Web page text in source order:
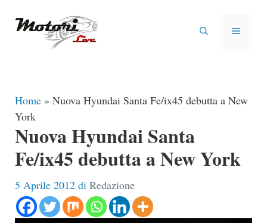
MENU
Home » Nuova Hyundai Santa Fe/ix45 debutta a New
York
Nuova Hyundai Santa
Fe/ix45 debutta a New York
5 Aprile 2012 di Redazione